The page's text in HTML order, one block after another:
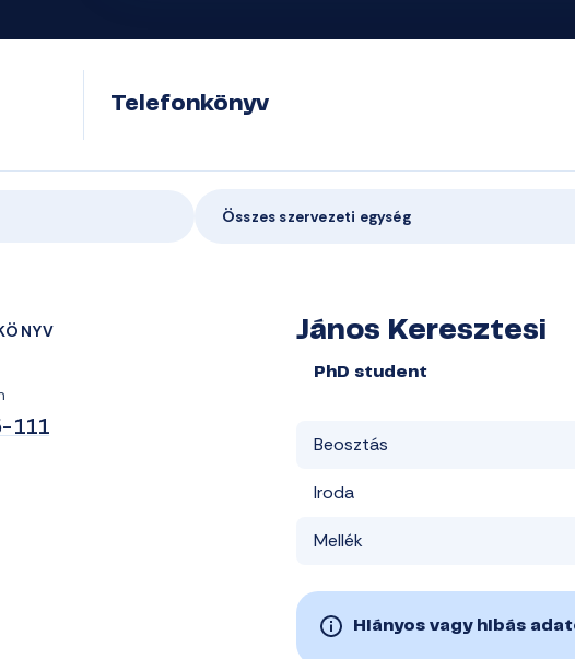
Telefonkönyv
Összes szervezeti egység
111
János Keresztesi
PhD student
Beosztás
Iroda
Mellék
Hiányos vagy hibás